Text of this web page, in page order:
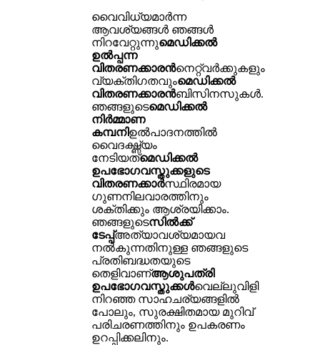
വൈവിധ്യമാർന്ന
ആവശ്യങ്ങൾ ഞങ്ങൾ
നിറവേറ്റുന്നുമെഡിക്കൽ
ഉൽപ്പന്ന
വിതരണക്കാരൻനെറ്റ്‌വർക്കുകളും
വ്യക്തിഗതവുംമെഡിക്കൽ
വിതരണക്കാരൻബിസിനസുകൾ.
ഞങ്ങളുടെമെഡിക്കൽ
നിർമ്മാണ
കമ്പനിഉൽ‌പാദനത്തിൽ
വൈദഗ്ദ്ധ്യം
നേടിയത്മെഡിക്കൽ
ഉപഭോഗവസ്തുക്കളുടെ
വിതരണക്കാർസ്ഥിരമായ
ഗുണനിലവാരത്തിനും
ശക്തിക്കും ആശ്രയിക്കാം.
ഞങ്ങളുടെസിൽക്ക്
ടേപ്പ്അത്യാവശ്യമായവ
നൽകുന്നതിനുള്ള ഞങ്ങളുടെ
പ്രതിബദ്ധതയുടെ
തെളിവാണ്ആശുപത്രി
ഉപഭോഗവസ്തുക്കൾവെല്ലുവിളി
നിറഞ്ഞ സാഹചര്യങ്ങളിൽ
പോലും, സുരക്ഷിതമായ മുറിവ്
പരിചരണത്തിനും ഉപകരണം
ഉറപ്പിക്കലിനും.